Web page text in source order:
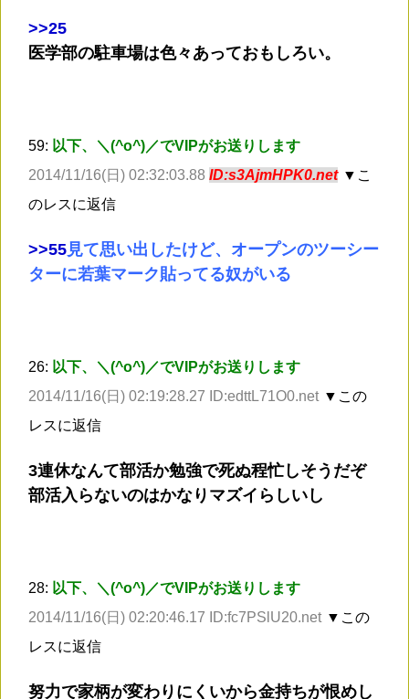
>>25
医学部の駐車場は色々あっておもしろい。
59: 以下、＼(^o^)／でVIPがお送りします
2014/11/16(日) 02:32:03.88 ID:s3AjmHPK0.net ▼こ
のレスに返信
>>55見て思い出したけど、オープンのツーシー
ターに若葉マーク貼ってる奴がいる
26: 以下、＼(^o^)／でVIPがお送りします
2014/11/16(日) 02:19:28.27 ID:edttL71O0.net ▼この
レスに返信
3連休なんて部活か勉強で死ぬ程忙しそうだぞ
部活入らないのはかなりマズイらしいし
28: 以下、＼(^o^)／でVIPがお送りします
2014/11/16(日) 02:20:46.17 ID:fc7PSlU20.net ▼この
レスに返信
努力で家柄が変わりにくいから金持ちが恨めし